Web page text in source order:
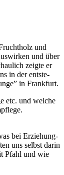
und
und über
zeig­te er
in der ent­ste­
in Frankfurt.
etc. und wel­che
bei Erzie­hung­
uns selbst dar­in
Pfahl und wie